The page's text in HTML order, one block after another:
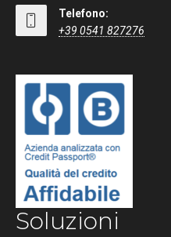
Telefono:
+39 0541 827276
Soluzioni